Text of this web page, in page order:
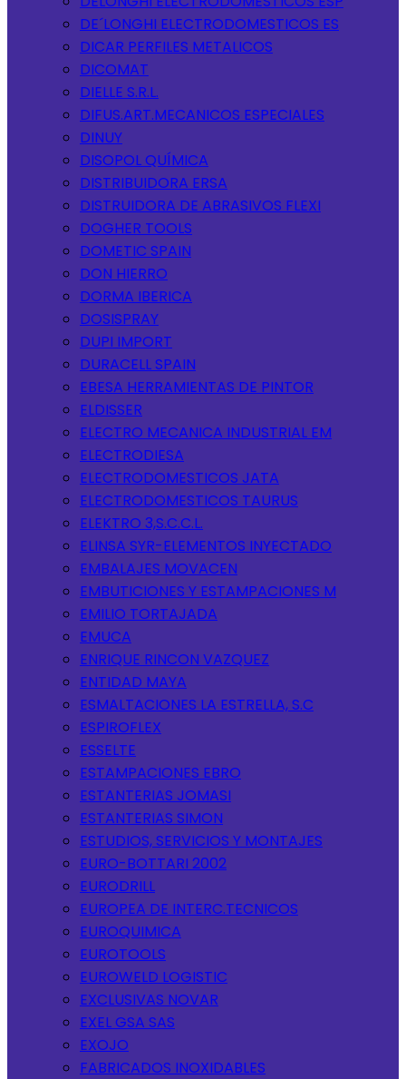
DE´LONGHI ELECTRODOMESTICOS ES
DICAR PERFILES METALICOS
DICOMAT
DIELLE S.R.L.
DIFUS.ART.MECANICOS ESPECIALES
DINUY
DISOPOL QUÍMICA
DISTRIBUIDORA ERSA
DISTRUIDORA DE ABRASIVOS FLEXI
DOGHER TOOLS
DOMETIC SPAIN
DON HIERRO
DORMA IBERICA
DOSISPRAY
DUPI IMPORT
DURACELL SPAIN
EBESA HERRAMIENTAS DE PINTOR
ELDISSER
ELECTRO MECANICA INDUSTRIAL EM
ELECTRODIESA
ELECTRODOMESTICOS JATA
ELECTRODOMESTICOS TAURUS
ELEKTRO 3,S.C.C.L.
ELINSA SYR-ELEMENTOS INYECTADO
EMBALAJES MOVACEN
EMBUTICIONES Y ESTAMPACIONES M
EMILIO TORTAJADA
EMUCA
ENRIQUE RINCON VAZQUEZ
ENTIDAD MAYA
ESMALTACIONES LA ESTRELLA, S.C
ESPIROFLEX
ESSELTE
ESTAMPACIONES EBRO
ESTANTERIAS JOMASI
ESTANTERIAS SIMON
ESTUDIOS, SERVICIOS Y MONTAJES
EURO-BOTTARI 2002
EURODRILL
EUROPEA DE INTERC.TECNICOS
EUROQUIMICA
EUROTOOLS
EUROWELD LOGISTIC
EXCLUSIVAS NOVAR
EXEL GSA SAS
EXOJO
FABRICADOS INOXIDABLES